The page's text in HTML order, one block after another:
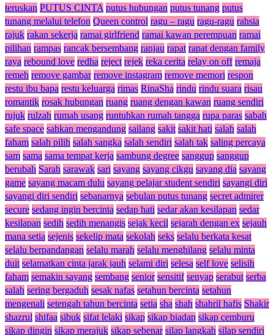
teruskan PUTUS CINTA putus hubungan putus tunang putus
tunang melalui telefon Queen control ragu – ragu ragu-ragu rahsia
rajuk rakan sekerja ramai girlfriend ramai kawan perempuan ramai
pilihan rampas rancak bersembang ranjau rapat rapat dengan family
raya rebound love redha reject rejek reka cerita relay on off remaja
remeh remove gambar remove instagram remove memori respon
restu ibu bapa restu keluarga rimas RinaSha rindu rindu suara risau
romantik rosak hubungan ruang ruang dengan kawan ruang sendiri
rujuk rulzah rumah usang runtuhkan rumah tangga rupa paras sabah
safe space sahkan mengandung sailang sakit sakit hati salah salah
faham salah pilih salah sangka salah sendiri salah tak saling percaya
sam sama sama tempat kerja sambung degree sanggup sanggup
berubah Sarah sarawak sari sayang sayang cikgu sayang dia sayang
game sayang macam dulu sayang pelajar student sendiri sayangi diri
sayangi diri sendiri sebanarnya sebulan putus tunang secret admirer
secure sedang ingin bercinta sedap hati sedar akan kesilapan sedar
kesilapan sedih sedih menangis sejak kecil sejarah dengan ex sejauh
mana setia sejenis sekelip mata sekolah seks selalu berkata kesat
selalu berpandangan selalu marah selalu menghilang selalu minta
duit selamatkan cinta jarak jauh selami diri selesa self love selisih
faham semakin sayang sembang senior sensitif senyap serabut serba
salah sering bergaduh sesak nafas setahun bercinta setahun
mengenali setengah tahun bercinta setia sha shah shahril hafis Shakir
shazrul shifaa sibuk sifat lelaki sikap sikap biadap sikap cemburu
sikap dingin sikap merajuk sikap sebenar silap langkah silap sendiri